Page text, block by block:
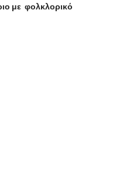
με φολκλορικό